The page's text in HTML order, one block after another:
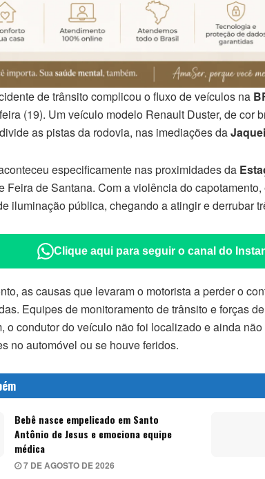
de trânsito complicou o fluxo de veículos na
(19). Um veículo modelo Renault Duster, de cor
as pistas da rodovia, nas imediações da
especificamente nas proximidades da
Feira de Santana. Com a violência do
iluminação pública, chegando a atingir e derrubar
Clique aqui para seguir o canal do
as causas que levaram o motorista a perder o
Equipes de monitoramento de trânsito e forças
o condutor do veículo não foi localizado e ainda
no automóvel ou se houve feridos.
Bebê nasce empelicado em Santo
Antônio de Jesus e emociona equipe
médica
7 DE AGOSTO DE 2026